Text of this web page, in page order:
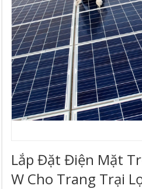
Lắp Đặt Điện Mặt
W Cho Trang Trại